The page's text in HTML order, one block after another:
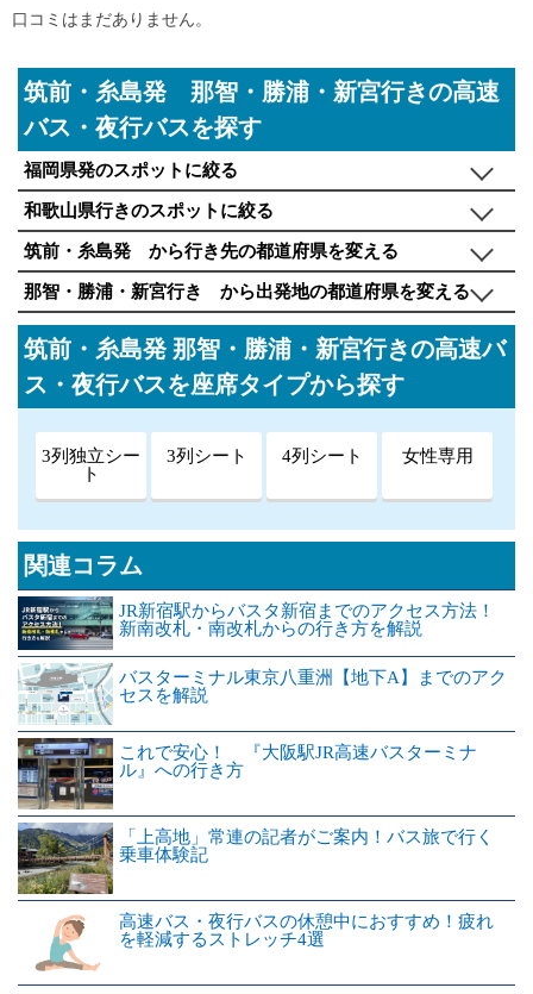
口コミはまだありません。
筑前・糸島発 那智・勝浦・新宮行きの高速
バス・夜行バスを探す
福岡県発のスポットに絞る
和歌山県行きのスポットに絞る
筑前・糸島発 から行き先の都道府県を変える
那智・勝浦・新宮行き から出発地の都道府県を変える
筑前・糸島発 那智・勝浦・新宮行きの高速バ
ス・夜行バスを座席タイプから探す
3列独立シー
ト
3列シート 4列シート 女性専用
関連コラム
JR新宿駅からバスタ新宿までのアクセス方法！
新南改札・南改札からの行き方を解説
バスターミナル東京八重洲【地下A】までのアク
セスを解説
これで安心！ 『大阪駅JR高速バスターミナ
ル』への行き方
「上高地」常連の記者がご案内！バス旅で行く
乗車体験記
高速バス・夜行バスの休憩中におすすめ！疲れ
を軽減するストレッチ4選